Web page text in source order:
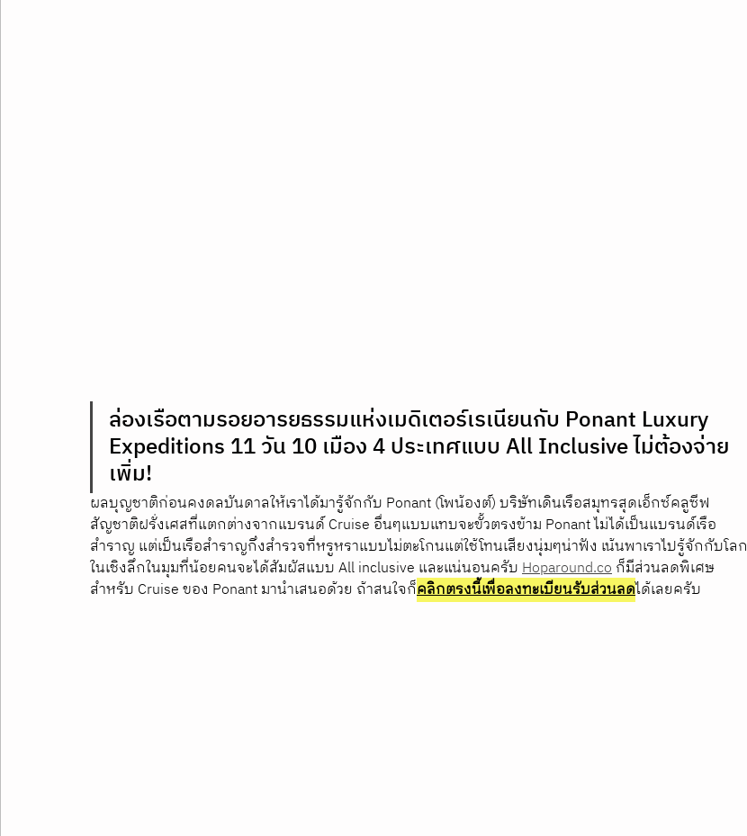
ล่องเรือตามรอยอารยธรรมแห่งเมดิเตอร์เรเนียนกับ Ponant Luxury
Expeditions 11 วัน 10 เมือง 4 ประเทศแบบ All Inclusive ไม่ต้องจ่าย
เพิ่ม!
ผลบุญชาติก่อนคงดลบันดาลให้เราได้มารู้จักกับ Ponant (โพน้องต์) บริษัทเดินเรือสมุทรสุดเอ็กซ์คลูซีฟ
สัญชาติฝรั่งเศสที่แตกต่างจากแบรนด์ Cruise อื่นๆแบบแทบจะขั้วตรงข้าม Ponant ไม่ได้เป็นแบรนด์เรือ
สำราญ แต่เป็นเรือสำราญกึ่งสำรวจที่หรูหราแบบไม่ตะโกนแต่ใช้โทนเสียงนุ่มๆน่าฟัง เน้นพาเราไปรู้จักกับโลก
ในเชิงลึกในมุมที่น้อยคนจะได้สัมผัสแบบ All inclusive และแน่นอนครับ Hoparound.co ก็มีส่วนลดพิเศษ
สำหรับ Cruise ของ Ponant มานำเสนอด้วย ถ้าสนใจก็คลิกตรงนี้เพื่อลงทะเบียนรับส่วนลดได้เลยครับ